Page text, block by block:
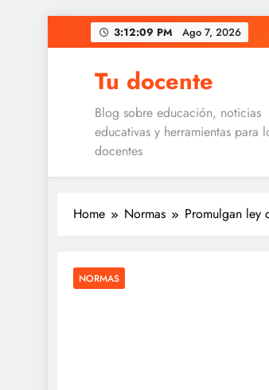
to
3:12:10 PM Ago 7, 2026
Tu docente
Blog sobre educación, noticias
educativas y herramientas para
docentes
Home Normas Promulgan ley
NORMAS